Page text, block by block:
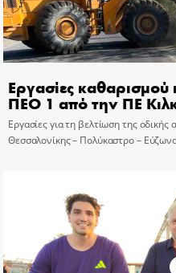
Εργασίες καθαρισμού
ΠΕΟ 1 από την ΠΕ
Εργασίες για τη βελτίωση της
Θεσσαλονίκης – Πολύκαστρο –